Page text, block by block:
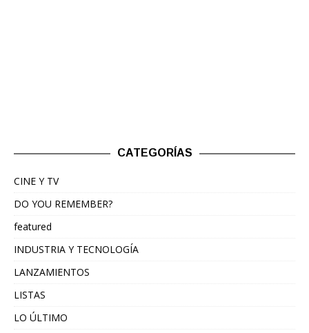
CATEGORÍAS
CINE Y TV
DO YOU REMEMBER?
featured
INDUSTRIA Y TECNOLOGÍA
LANZAMIENTOS
LISTAS
LO ÚLTIMO